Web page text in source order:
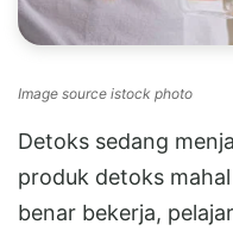
Image source istock photo
Detoks sedang
produk detoks
benar bekerja,